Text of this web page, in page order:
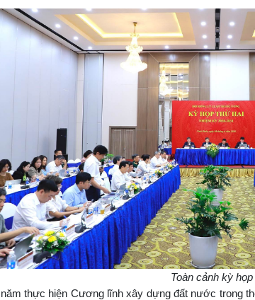
Toàn cảnh kỳ họp
thực hiện Cương lĩnh xây dựng đất nước trong